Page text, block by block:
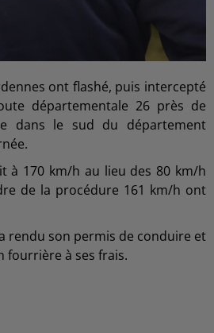
ont flashé, puis intercepté
départementale 26 près de
dans le sud du département
à 170 km/h au lieu des 80 km/h
de la procédure 161 km/h ont
rendu son permis de conduire et
fourrière à ses frais.